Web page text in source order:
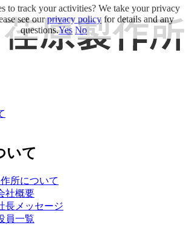
いて
所について
社概要
長メッセージ
員一覧
to track your activities? We take your privacy
see ourprivacy policyfor details and any
questions.Yes No